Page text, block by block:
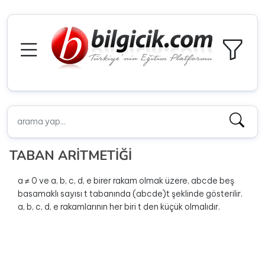
TABAN ARİTMETİĞİ
a ≠ 0 ve a, b, c, d, e birer rakam olmak üzere, abcde beş
basamaklı sayısı t tabanında (abcde)t şeklinde gösterilir.
a, b, c, d, e rakamlarının her biri t den küçük olmalıdır.